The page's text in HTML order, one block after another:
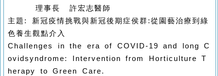
理事長 許宏志醫師
主題: 新冠疫情挑戰與新冠後期症侯群:從園藝治療到綠
色養生觀點介入
Challenges in the era of COVID-19 and long C
ovidsyndrome: Intervention from Horticulture T
herapy to Green Care.